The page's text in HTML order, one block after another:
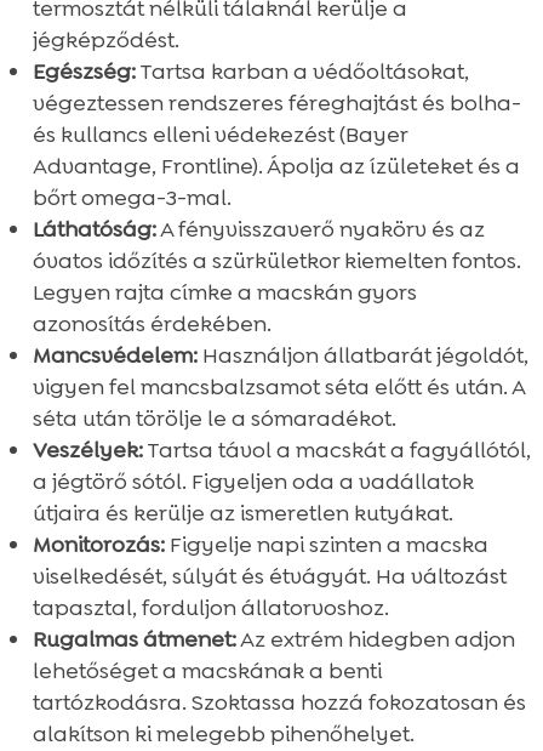
termosztát nélküli tálaknál kerülje a
jégképződést.
Egészség:Tartsa karban a védőoltásokat,
végeztessen rendszeres féreghajtást és bolha-
és kullancs elleni védekezést (Bayer
Advantage, Frontline). Ápolja az ízületeket és a
bőrt omega-3-mal.
Láthatóság:A fényvisszaverő nyakörv és az
óvatos időzítés a szürkületkor kiemelten fontos.
Legyen rajta címke a macskán gyors
azonosítás érdekében.
Mancsvédelem:Használjon állatbarát jégoldót,
vigyen fel mancsbalzsamot séta előtt és után. A
séta után törölje le a sómaradékot.
Veszélyek:Tartsa távol a macskát a fagyállótól,
a jégtörő sótól. Figyeljen oda a vadállatok
útjaira és kerülje az ismeretlen kutyákat.
Monitorozás:Figyelje napi szinten a macska
viselkedését, súlyát és étvágyát. Ha változást
tapasztal, forduljon állatorvoshoz.
Rugalmas átmenet:Az extrém hidegben adjon
lehetőséget a macskának a benti
tartózkodásra. Szoktassa hozzá fokozatosan és
alakítson ki melegebb pihenőhelyet.